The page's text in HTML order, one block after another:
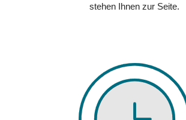
stehen Ihnen zur Seite.